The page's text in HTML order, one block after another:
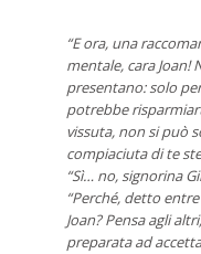
“E ora, una
mentale, cara Joan!
presentano: solo
potrebbe
vissuta, non si può
compiaciuta di te
“Sì… no, signorina
“Perché, detto
Joan? Pensa agli
preparata ad